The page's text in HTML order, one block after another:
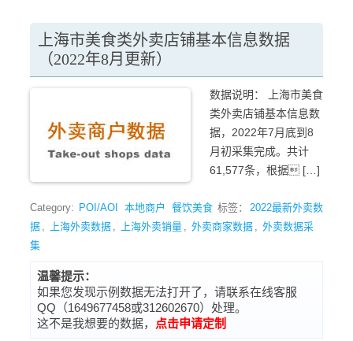
上海市美食类外卖店铺基本信息数据
（2022年8月更新）
数据说明： 上海市美食
类外卖店铺基本信息数
据，2022年7月底到8
月初采集完成。共计
61,577条，根据 […]
Category: POI/AOI 本地商户 餐饮美食 标签：
2022最新外卖数
据 , 上海外卖数据 , 上海外卖销量 , 外卖商家数据 , 外卖数据采
集
温馨提示：
如果您发现示例数据无法打开了，请联系在线客服
QQ（1649677458或312602670）处理。
这不是我想要的数据，
点击申请定制